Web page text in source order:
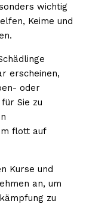
wichtig
Keime und
erscheinen,
oder
Sie zu
flott auf
Kurse und
an, um
zu